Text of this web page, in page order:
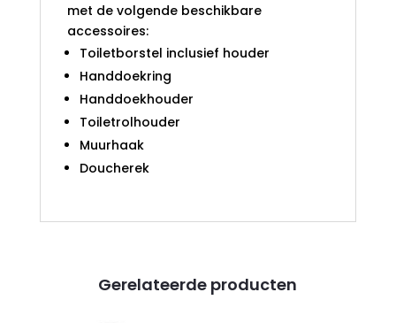
met de volgende beschikbare
accessoires:
Toiletborstel inclusief houder
Handdoekring
Handdoekhouder
Toiletrolhouder
Muurhaak
Doucherek
Gerelateerde producten